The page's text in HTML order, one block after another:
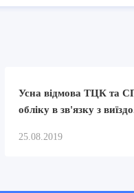
Усна відмова ТЦК та СП
обліку в зв'язку з
25.08.2019